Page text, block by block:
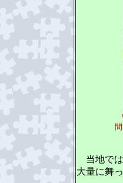
間に合い
当地では
大量に舞